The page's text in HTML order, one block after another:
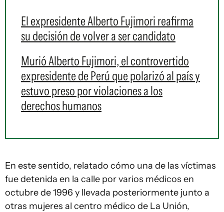
El expresidente Alberto Fujimori reafirma
su decisión de volver a ser candidato
Murió Alberto Fujimori, el controvertido
expresidente de Perú que polarizó al país y
estuvo preso por violaciones a los
derechos humanos
En este sentido, relatado cómo una de las víctimas
fue detenida en la calle por varios médicos en
octubre de 1996 y llevada posteriormente junto a
otras mujeres al centro médico de La Unión,